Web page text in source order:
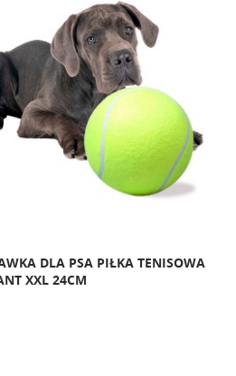
DLA PSA PIŁKA TENISOWA
XXL 24CM